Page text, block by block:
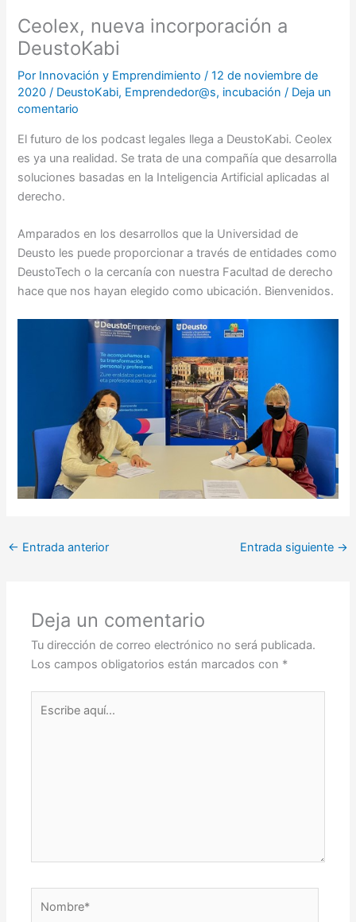
Ceolex, nueva incorporación a
DeustoKabi
Por Innovación y Emprendimiento/12 de noviembre de
2020/ DeustoKabi, Emprendedor@s, incubación / Deja un
comentario
El futuro de los podcast legales llega a DeustoKabi. Ceolex
es ya una realidad. Se trata de una compañía que desarrolla
soluciones basadas en la Inteligencia Artificial aplicadas al
derecho.
Amparados en los desarrollos que la Universidad de
Deusto les puede proporcionar a través de entidades como
DeustoTech o la cercanía con nuestra Facultad de derecho
hace que nos hayan elegido como ubicación. Bienvenidos.
← Entrada anterior Entrada siguiente →
Deja un comentario
Tu dirección de correo electrónico no será publicada.
Los campos obligatorios están marcados con *
aquí...